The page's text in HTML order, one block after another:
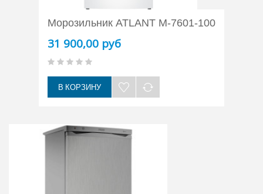
Морозильник ATLANT М-7601-100
31 900,00 руб
В КОРЗИНУ